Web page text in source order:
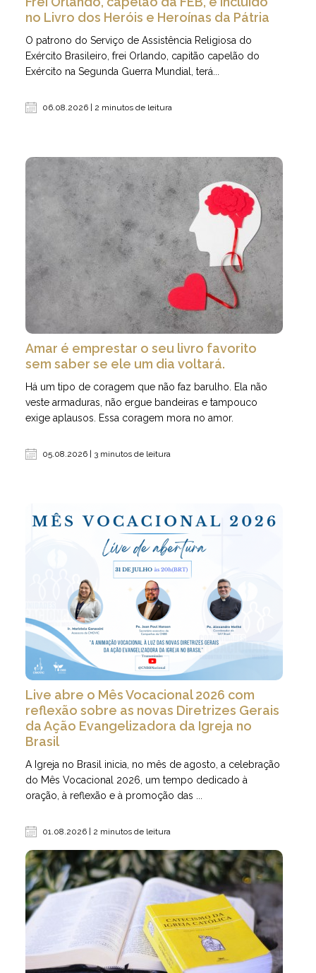
no Livro dos Heróis e Heroínas da Pátria
O patrono do Serviço de Assistência Religiosa do
Exército Brasileiro, frei Orlando, capitão capelão do
Exército na Segunda Guerra Mundial, terá...
06.08.2026 | 2 minutos de leitura
Amar é emprestar o seu livro favorito
sem saber se ele um dia voltará.
Há um tipo de coragem que não faz barulho. Ela não
veste armaduras, não ergue bandeiras e tampouco
exige aplausos. Essa coragem mora no amor.
05.08.2026 | 3 minutos de leitura
Live abre o Mês Vocacional 2026 com
reflexão sobre as novas Diretrizes Gerais
da Ação Evangelizadora da Igreja no
Brasil
A Igreja no Brasil inicia, no mês de agosto, a celebração
do Mês Vocacional 2026, um tempo dedicado à
oração, à reflexão e à promoção das ...
01.08.2026 | 2 minutos de leitura